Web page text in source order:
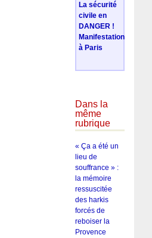
La sécurité
civile en
DANGER !
Manifestation
à Paris
Dans la
même
rubrique
« Ça a été un
lieu de
souffrance » :
la mémoire
ressuscitée
des harkis
forcés de
reboiser la
Provence